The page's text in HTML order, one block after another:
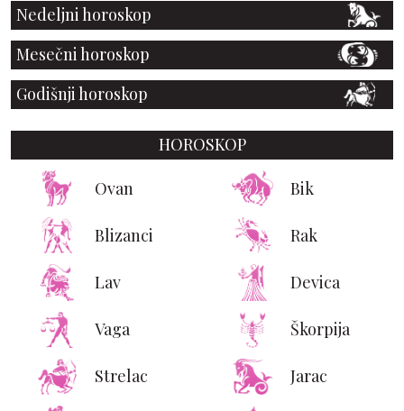
Nedeljni horoskop
Mesečni horoskop
Godišnji horoskop
HOROSKOP
Ovan Bik
Blizanci Rak
Lav Devica
Vaga Škorpija
Strelac Jarac